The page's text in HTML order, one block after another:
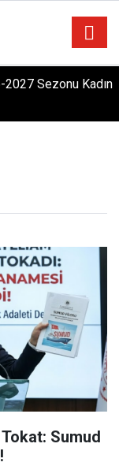
Sezonu Kadın
Sumud